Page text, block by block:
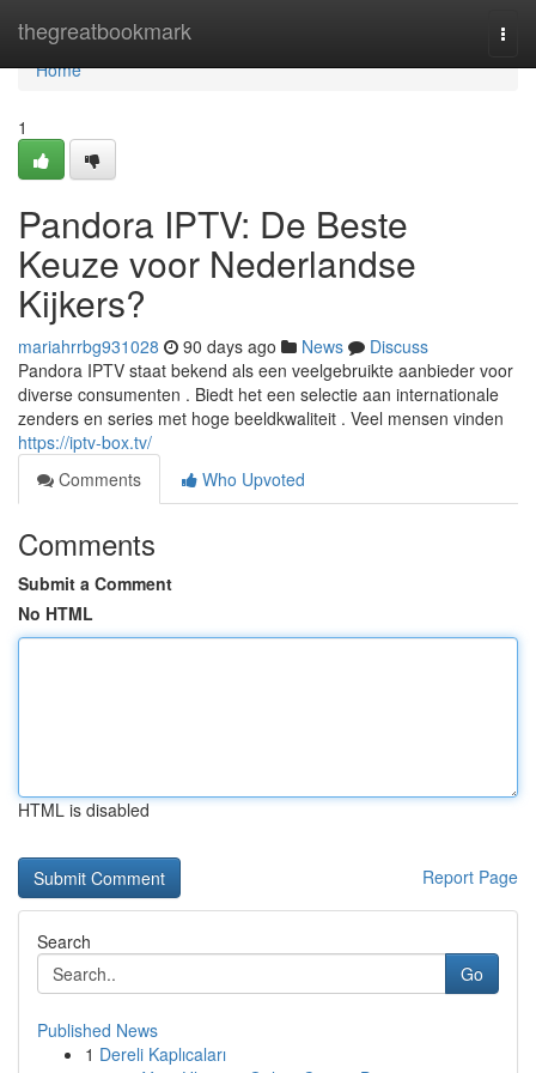
thegreatbookmark
Home
Home
1
Pandora IPTV: De Beste
Keuze voor Nederlandse
Kijkers?
mariahrrbg931028 90 days ago News
Discuss
Pandora IPTV staat bekend als een veelgebruikte aanbieder voor
diverse consumenten . Biedt het een selectie aan internationale
zenders en series met hoge beeldkwaliteit . Veel mensen vinden
https://iptv-box.tv/
Comments
Who Upvoted
Comments
Submit a Comment
No HTML
HTML is disabled
Report Page
Search
Go
Published News
1 Dereli Kaplıcaları